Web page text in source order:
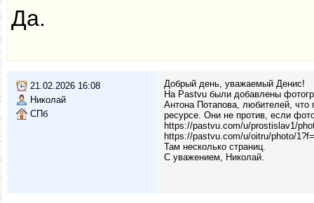
Да.
21.02.2026 16:08
Николай
СПб
Добрый день, уважаемый Денис!
На Pastvu были добавлены
Антона Потапова, любителей,
ресурсе. Они не против, если
https://pastvu.com/u/prostislav1/
https://pastvu.com/u/oitru/photo/
Там несколько страниц.
С уважением, Николай.